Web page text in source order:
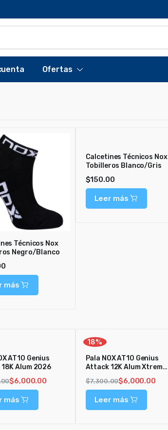
Ofertas
Técnicos Nox
Negro/Blanco
más
Calcetines Técnicos Nox
Tobilleros Blanco/Gris
$150.00
Leer más
AT10 Genius
Alum 2026
$6,000.00
más
18%
Pala NOX AT10 Genius
Attack 12K Alum Xtrem
$7,300.00$6,000.00
Leer más